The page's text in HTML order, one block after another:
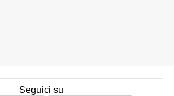
Seguici su